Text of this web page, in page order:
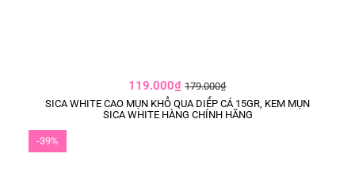
119.000₫ 179.000₫
SICA WHITE CAO MỤN KHỔ QUA DIẾP CÁ 15GR, KEM MỤN
SICA WHITE HÀNG CHÍNH HÃNG
-39%